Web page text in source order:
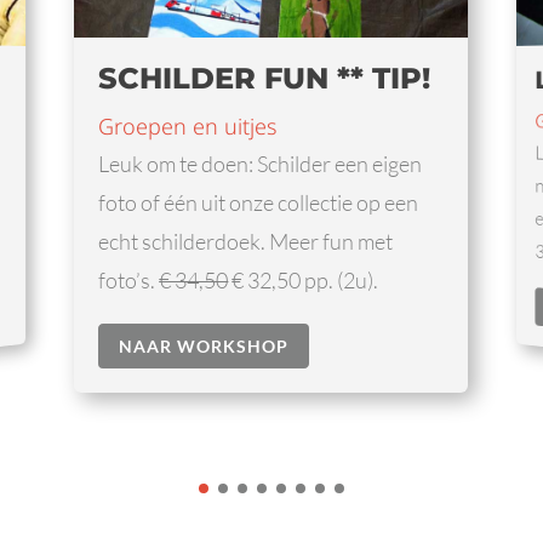
LANDSCHAPPEN
Groepen en uitjes
Leuk wanneer u iets wilt doen in de
natuur. De techniek wordt u uitgelegd
en u wordt begeleid door Robbert! €
34,50 pp. (2,5u)
NAAR WORKSHOP